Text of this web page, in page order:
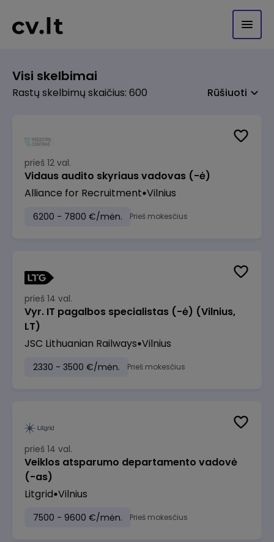
Visi skelbimai
Rastų skelbimų skaičius: 600 Rūšiuoti
prieš 12 val.
Vidaus audito skyriaus vadovas (-ė)
Alliance for Recruitment Vilnius
6200 - 7800 €/mėn. Prieš mokesčius
prieš 14 val.
Vyr. IT pagalbos specialistas (-ė) (Vilnius,
LT)
JSC Lithuanian Railways Vilnius
2330 - 3500 €/mėn. Prieš mokesčius
prieš 14 val.
Veiklos atsparumo departamento vadovė
(-as)
Litgrid Vilnius
7500 - 9600 €/mėn. Prieš mokesčius